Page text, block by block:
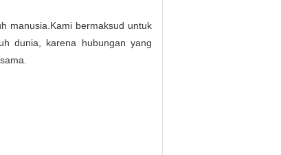
manusia. Kami bermaksud untuk
dunia, karena hubungan yang